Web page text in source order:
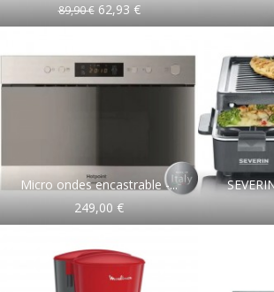
89,90 € 62,93 €
Micro ondes encastrable -...
249,00 €